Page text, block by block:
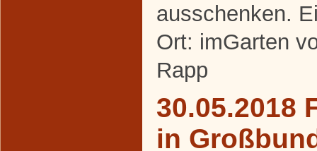
ausschenken.
Ort: imGarten
Rapp
30.05.2018
in